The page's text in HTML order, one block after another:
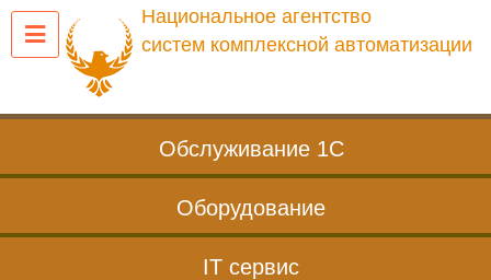
Перейти
содержанию
Национальное агентство
систем комплексной автоматизации
Обслуживание 1С
Оборудование
IT сервис